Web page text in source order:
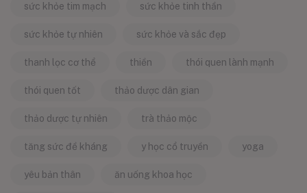
sức khỏe tim mạch sức khỏe tinh thần
sức khỏe tự nhiên sức khỏe và sắc đẹp
thanh lọc cơ thể thiền thói quen lành mạnh
thói quen tốt thảo dược dân gian
thảo dược tự nhiên trà thảo mộc
tăng sức đề kháng y học cổ truyền yoga
yêu bản thân ăn uống khoa học